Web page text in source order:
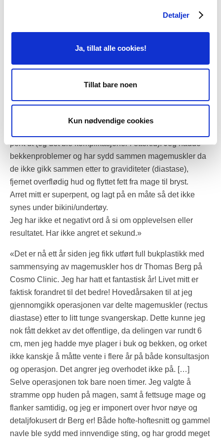
Detaljer
Ja, tillat alle cookies!
Tillat bare noen
Kun nødvendige cookies
ham senere dersom det blir behov. 5 av 5 ⭐️ fra meg.»
være "den beste" innenfor sitt fag. Og det kan jeg skrive
under på. Han er superdyktig og forklarer alt på en utrolig
etter operasjonen. I tillegg til at det ble et vanvittig pent
resultat. Jeg vet om andre som har gjort samme
pent ut (og det ble komplikasjoner i ettertid). Jeg hadde
bekkenproblemer og har sydd sammen magemuskler da
de ikke gikk sammen etter to graviditeter (diastase),
fjernet overflødig hud og flyttet fett fra mage til bryst.
Arret mitt er superpent, og lagt på en måte så det ikke
synes under bikini/undertøy.
Jeg har ikke et negativt ord å si om opplevelsen eller
resultatet. Har ikke angret et sekund.»
«Det er nå ett år siden jeg fikk utført full bukplastikk med
sammensying av magemuskler hos dr Thomas Berg på
Cosmo Clinic. Jeg har hatt et fantastisk år! Livet mitt er
faktisk forandret til det bedre! Hovedårsaken til at jeg
gjennomgikk operasjonen var delte magemuskler (rectus
diastase) etter to litt tunge svangerskap. Dette kunne jeg
nok fått dekket av det offentlige, da delingen var rundt 6
cm, men jeg hadde mye plager i buk og bekken, og orket
ikke kanskje å måtte vente i flere år på både konsultasjon
og operasjon. Det angrer jeg overhodet ikke på. […]
Selve operasjonen tok bare noen timer. Jeg valgte å
stramme opp huden på magen, samt å fettsuge mage og
flanker samtidig, og jeg er imponert over hvor nøye og
detaljfokusert dr Berg er! Både hofte-hoftesnitt og gammel
navle ble sydd med innvendige sting, og har grodd meget